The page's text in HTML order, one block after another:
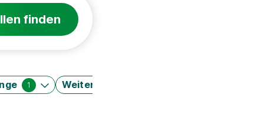
finden
1 Weitere Filter